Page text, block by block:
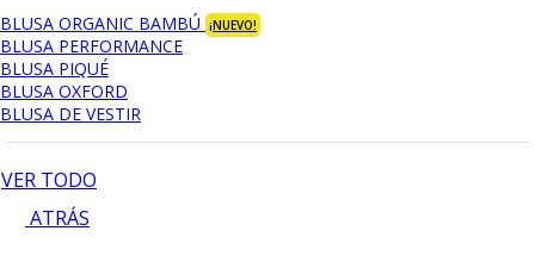
BLUSA ORGANIC BAMBÚ ¡NUEVO!
BLUSA PERFORMANCE
BLUSA PIQUÉ
BLUSA OXFORD
BLUSA DE VESTIR
VER TODO
ATRÁS